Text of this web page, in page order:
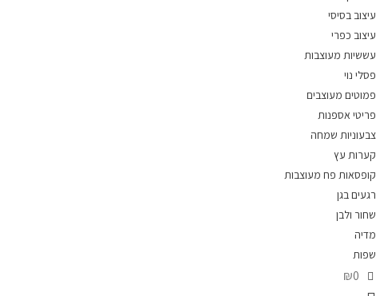
עיצוב בסיסי
עיצוב כפרי
עששיות מעוצבות
פסלי נוי
פמוטים מעוצבים
פריטי אספנות
צבעוניות שמחה
קערות עץ
קופסאות פח מעוצבות
רגעים בגן
שחור ולבן
מדיה
שפות
₪0